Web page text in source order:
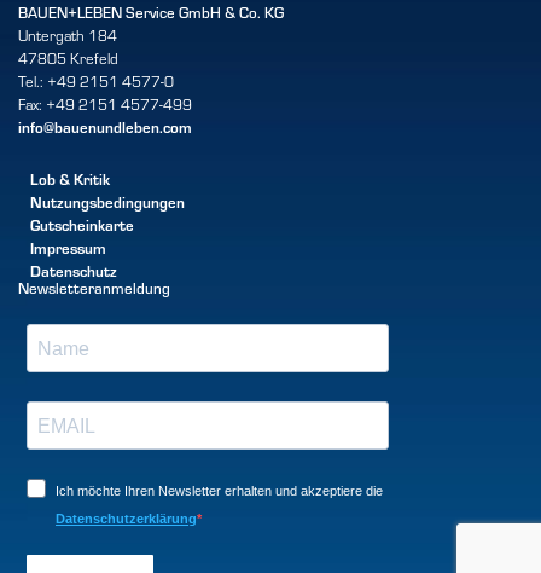
BAUEN+LEBEN Service GmbH & Co. KG
Untergath 184
47805 Krefeld
Tel.: +49 2151 4577-0
Fax: +49 2151 4577-499
info@bauenundleben.com
Lob & Kritik
Nutzungsbedingungen
Gutscheinkarte
Impressum
Datenschutz
Newsletteranmeldung
Ich möchte Ihren Newsletter erhalten und akzeptiere die
Datenschutzerklärung